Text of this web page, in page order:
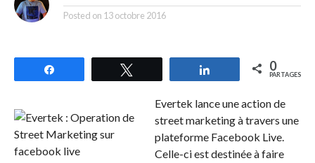
Posted on 13 octobre 2016
Partagez 0
PARTAGES
Evertek lance une action de
street marketing à travers une
plateforme Facebook Live.
Celle-ci est destinée à faire